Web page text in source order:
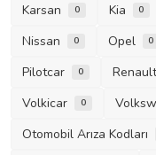
Karsan 0 Kia 0
Nissan 0 Opel 0
Pilotcar 0
Volkicar 0
Otomobil Arıza Kodları